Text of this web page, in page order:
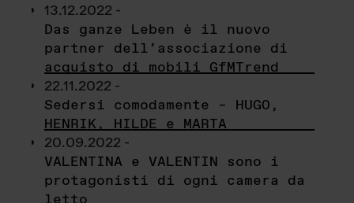
13.12.2022 -
Das ganze Leben è il nuovo
partner dell’associazione di
acquisto di mobili GfMTrend
22.11.2022 -
Sedersi comodamente – HUGO,
HENRIK, HILDE e MARTA
20.09.2022 -
VALENTINA e VALENTIN sono i
protagonisti di ogni camera da
letto